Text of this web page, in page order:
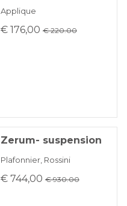
Applique
€ 176,00 € 220.00
Zerum- suspension
Plafonnier, Rossini
€ 744,00 € 930.00